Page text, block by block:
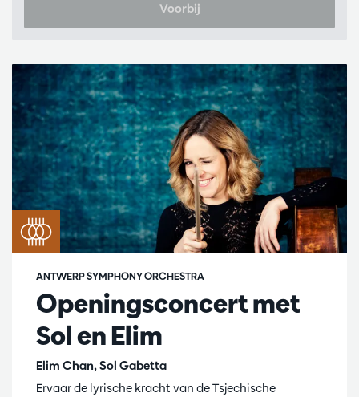
Voorbij
Openingsconcert met
Sol en Elim
Elim Chan, Sol Gabetta
ANTWERP SYMPHONY ORCHESTRA
Ervaar de lyrische kracht van de Tsjechische